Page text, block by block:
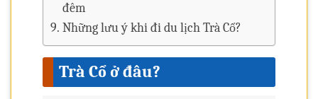
đêm
Những lưu ý khi đi du lịch Trà Cổ?
Trà Cổ ở đâu?